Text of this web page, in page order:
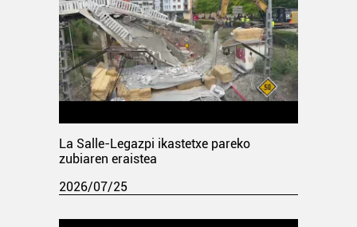
La Salle-Legazpi ikastetxe pareko
zubiaren eraistea
2026/07/25